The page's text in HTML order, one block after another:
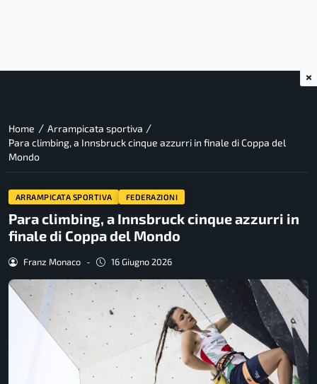
Home / Arrampicata sportiva /
Para climbing, a Innsbruck cinque azzurri in finale di Coppa del
Mondo
ARRAMPICATA SPORTIVA FEDERAZIONI
Para climbing, a Innsbruck cinque azzurri in
finale di Coppa del Mondo
Franz Monaco - 16 Giugno 2026
×